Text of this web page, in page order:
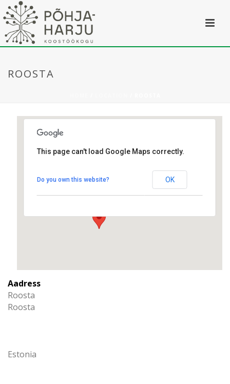
ROOSTA
Roosta
Roosta - Roosta
This page can't load Google Maps correctly.
Do you own this website? OK
Aadress
Roosta
Roosta
Estonia